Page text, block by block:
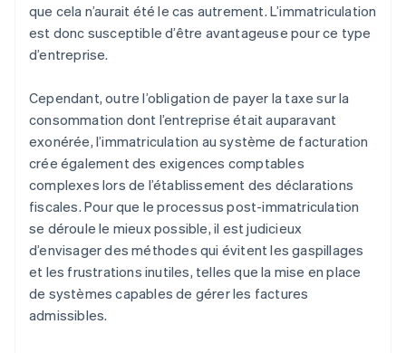
que cela n’aurait été le cas autrement. L’immatriculation
est donc susceptible d’être avantageuse pour ce type
d’entreprise.
Cependant, outre l’obligation de payer la taxe sur la
consommation dont l’entreprise était auparavant
exonérée, l’immatriculation au système de facturation
crée également des exigences comptables
complexes lors de l’établissement des déclarations
fiscales. Pour que le processus post-immatriculation
se déroule le mieux possible, il est judicieux
d’envisager des méthodes qui évitent les gaspillages
et les frustrations inutiles, telles que la mise en place
de systèmes capables de gérer les factures
admissibles.